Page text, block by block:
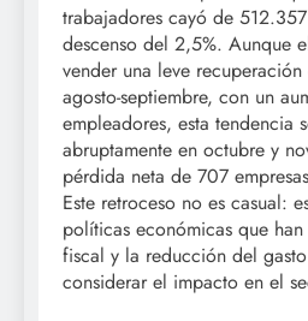
trabajadores cayó de
descenso del 2,5%. Aunque
vender una leve
agosto-septiembre, con un
empleadores, esta tendencia
abruptamente en octubre y
pérdida neta de 707
Este retroceso no es casual:
políticas económicas que
fiscal y la reducción del
considerar el impacto en el